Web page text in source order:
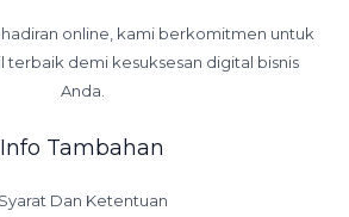
online, kami berkomitmen untuk
terbaik demi kesuksesan digital bisnis
Anda.
Info Tambahan
Syarat Dan Ketentuan